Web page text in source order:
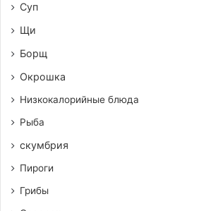
Суп
Щи
Борщ
Окрошка
Низкокалорийные блюда
Рыба
скумбрия
Пироги
Грибы